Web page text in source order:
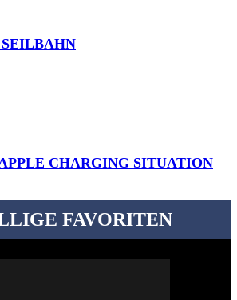
CHARGING SITUATION
FAVORITEN